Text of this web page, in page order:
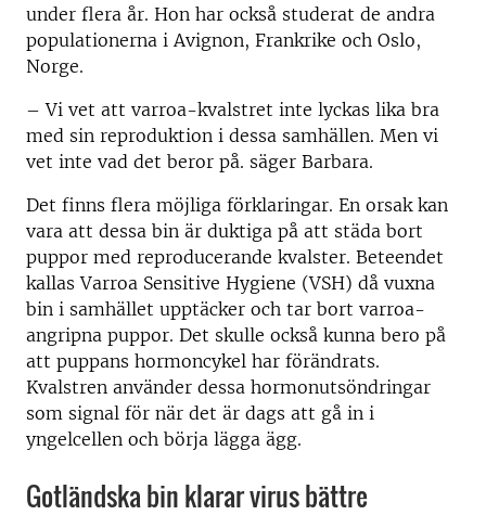
under flera år. Hon har också studerat de andra
populationerna i Avignon, Frankrike och Oslo,
Norge.
– Vi vet att varroa-kvalstret inte lyckas lika bra
med sin reproduktion i dessa samhällen. Men vi
vet inte vad det beror på. säger Barbara.
Det finns flera möjliga förklaringar. En orsak kan
vara att dessa bin är duktiga på att städa bort
puppor med reproducerande kvalster. Beteendet
kallas Varroa Sensitive Hygiene (VSH) då vuxna
bin i samhället upptäcker och tar bort varroa-
angripna puppor. Det skulle också kunna bero på
att puppans hormoncykel har förändrats.
Kvalstren använder dessa hormonutsöndringar
som signal för när det är dags att gå in i
yngelcellen och börja lägga ägg.
Gotländska bin klarar virus bättre